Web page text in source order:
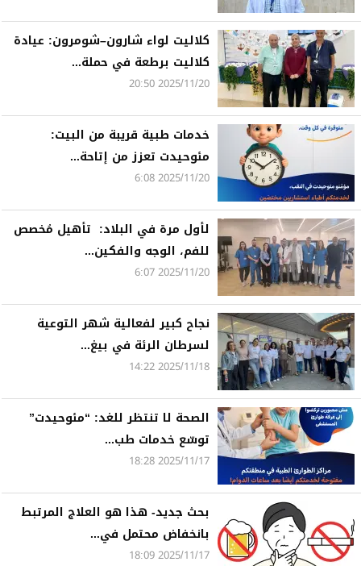
كلاليت لواء شارون–شومرون: عيادة
كلاليت برطعة في حملة...
2025/11/20 20:50
خدمات طبية قريبة من البيت:
مئوحيدت تعزز من إتاحة...
2025/11/20 6:08
لأول مرة في البلاد: تأهيل مُخصص
للفم، الوجه والفكين...
2025/11/20 6:07
نجاح كبير لفعالية شهر التوعية
لسرطان الرئة في بيغ...
2025/11/18 14:22
الصحة لا تنتظر للغد: “مئوحيدت”
توسّع خدمات طب...
2025/11/17 18:28
بحث جديد- هذا هو العلاج المرتبط
بانخفاض محتمل في...
2025/11/17 18:09